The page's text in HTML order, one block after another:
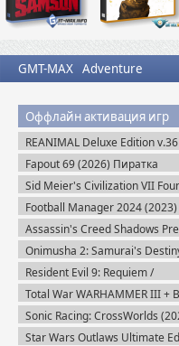
GMT-MAX Adventure
Оффлайн активация игр
REANIMAL Deluxe Edition
(2026) Пиратка
Fapout 69 (2026) Пиратка
Sid Meier's Civilization VII
Edition (2025) Steam-Rip
Football Manager 2024 (2023)
Steam-Rip
Assassin's Creed Shadows
Edition (2025) Пиратка
Onimusha 2: Samurai's
DLC (2025) Пиратка
Resident Evil 9: Requiem /
BIOHAZARD Реквием (2026)
Пиратка
Total War WARHAMMER III +
DLC (2022-2025) Steam-Rip
Sonic Racing: CrossWorlds
Steam-Rip
Star Wars Outlaws Ultimate